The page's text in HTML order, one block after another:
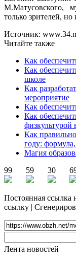
М.Матусовского,
только зрителей,
Источник:
Читайте также
Как
Как
школе
Как
мероприятие
Как
Как
физкультурой
Как
году:
Магия
99
59 30
Постоянная ссылка
ссылку |
Лента новостей